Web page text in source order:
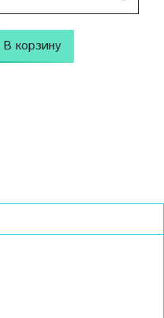
В корзину